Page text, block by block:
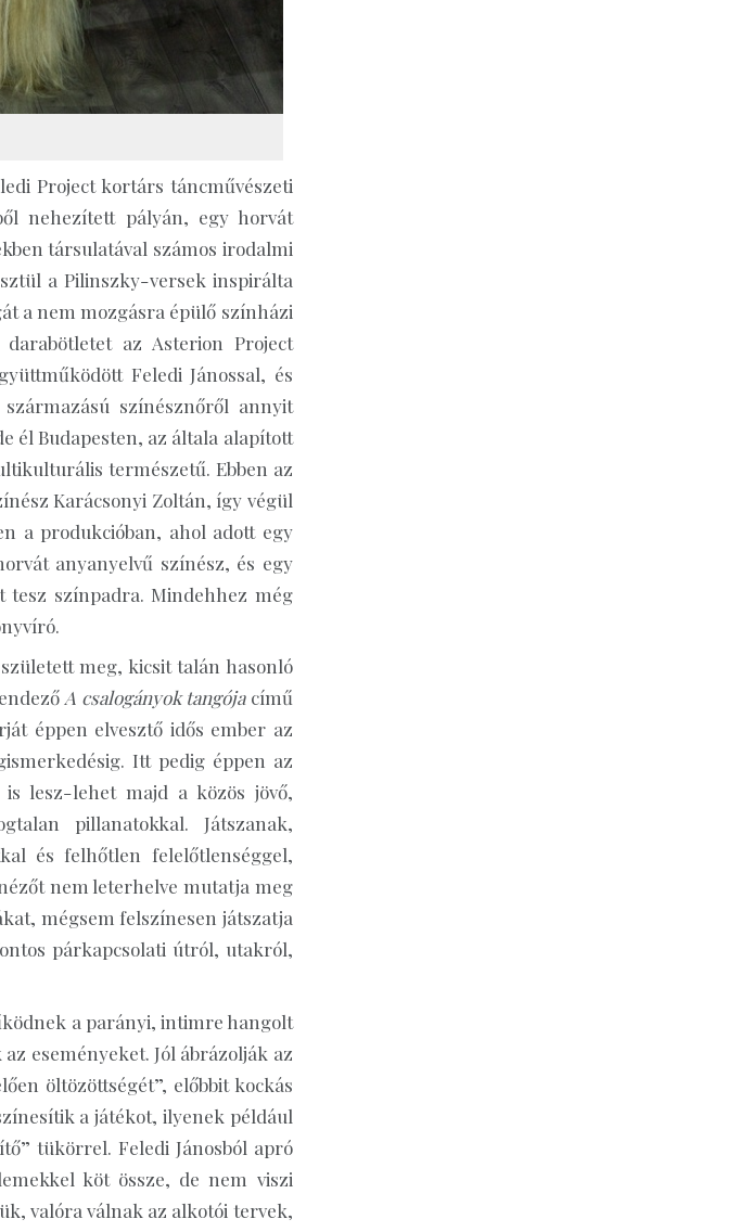
Project kortárs táncművészeti
nehezített pályán, egy horvát
társulatával számos irodalmi
a Pilinszky-versek inspirálta
a nem mozgásra épülő színházi
az Asterion Project
Feledi Jánossal, és
színésznőről annyit
él Budapesten, az általa alapított
természetű. Ebben az
Karácsonyi Zoltán, így végül
a produkcióban, ahol adott egy
anyanyelvű színész, és egy
tesz színpadra. Mindehhez még
meg, kicsit talán hasonló
A csalogányok tangójacímű
éppen elvesztő idős ember az
Itt pedig éppen az
lesz-lehet majd a közös jövő,
pillanatokkal. Játszanak,
és felhőtlen felelőtlenséggel,
nem leterhelve mutatja meg
mégsem felszínesen játszatja
párkapcsolati útról, utakról,
a parányi, intimre hangolt
eseményeket. Jól ábrázolják az
öltözöttségét”, előbbit kockás
a játékot, ilyenek például
tükörrel. Feledi Jánosból apró
köt össze, de nem viszi
valóra válnak az alkotói tervek,